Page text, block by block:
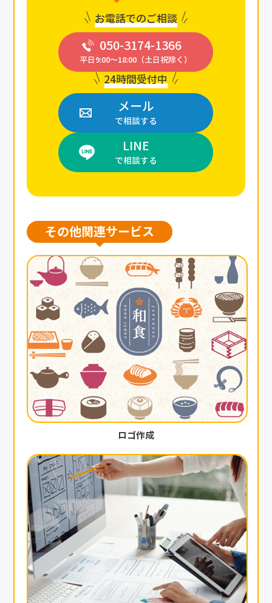
お電話でのご相談
050-3174-1366
平日9:00〜18:00（土日祝除く）
24時間受付中
メール
で相談する
LINE
で相談する
その他関連サービス
ロゴ作成